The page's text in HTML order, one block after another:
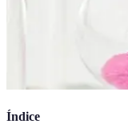
Índice